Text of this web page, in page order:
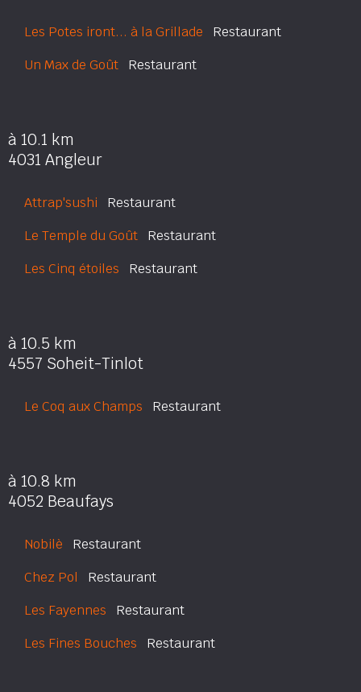
Les Potes iront... à la Grillade Restaurant
Un Max de Goût Restaurant
à 10.1 km
4031 Angleur
Attrap'sushi Restaurant
Le Temple du Goût Restaurant
Les Cinq étoiles Restaurant
à 10.5 km
4557 Soheit-Tinlot
Le Coq aux Champs Restaurant
à 10.8 km
4052 Beaufays
Nobilè Restaurant
Chez Pol Restaurant
Les Fayennes Restaurant
Les Fines Bouches Restaurant